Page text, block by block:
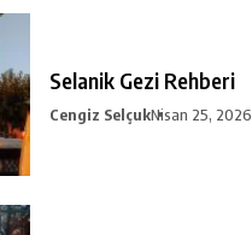
Selanik Gezi Rehberi
Cengiz SelçukNisan 25, 2026